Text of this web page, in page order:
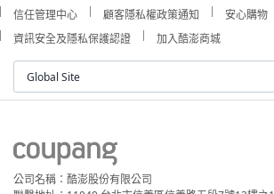
信任管理中心
顧客隱私權政策通知 安心購物
資訊安全及隱私保護認證
加入酷澎商城
Global Site
公司名稱：酷澎股份有限公司